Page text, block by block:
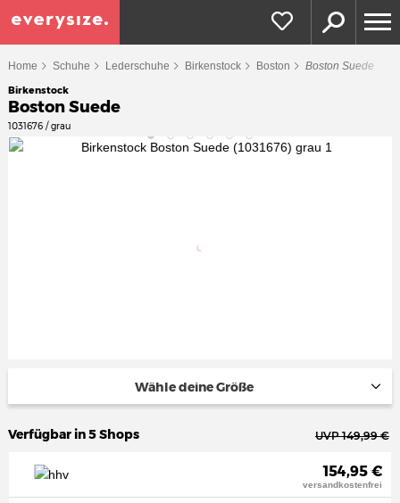
Home Schuhe Lederschuhe Birkenstock Boston Boston Suede
Birkenstock
Boston Suede
1031676 / grau
Wähle deine Größe
Verfügbar in 5 Shops UVP 149,99 €
154,95 €
versandkostenfrei